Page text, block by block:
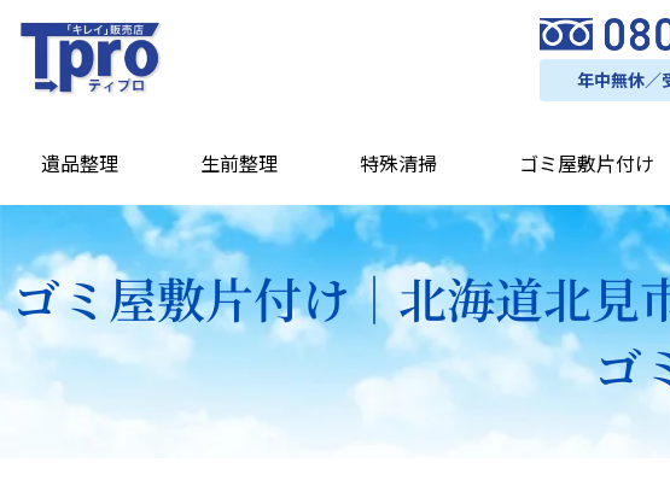
年中無休／
遺品整理 生前整理 特殊清掃 ゴミ屋敷片付け
ゴミ屋敷片付け｜北海道北
ゴ